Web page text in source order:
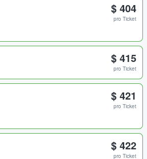
$ 404
pro Ticket
$ 415
pro Ticket
$ 421
pro Ticket
$ 422
pro Ticket